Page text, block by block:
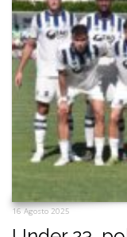
16 Agosto 2025